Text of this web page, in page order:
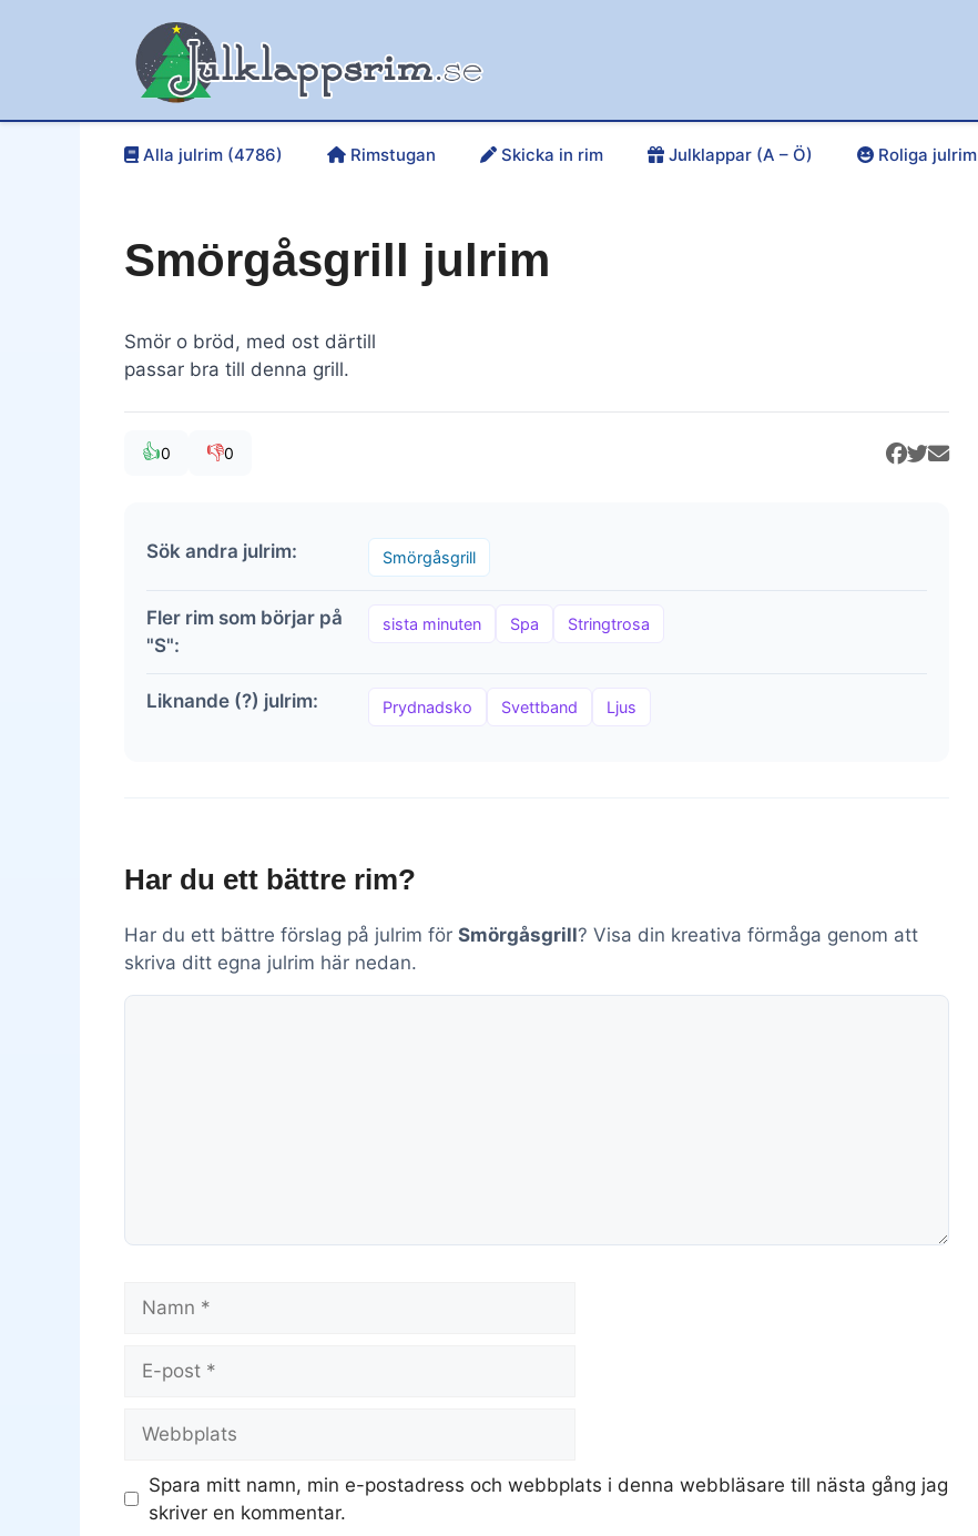
Alla julrim (4786) Rimstugan Skicka in rim Julklappar (A – Ö) Roliga julrim
Smörgåsgrill julrim
Smör o bröd, med ost därtill
passar bra till denna grill.
👍0 👎0
Sök andra julrim: Smörgåsgrill
Fler rim som börjar på
"S":
sista minuten Spa Stringtrosa
Liknande (?) julrim: Prydnadsko Svettband Ljus
Har du ett bättre rim?
Har du ett bättre förslag på julrim för Smörgåsgrill? Visa din kreativa förmåga genom att
skriva ditt egna julrim här nedan.
Kommentar
post
Spara mitt namn, min e-postadress och webbplats i denna webbläsare till nästa gång jag
skriver en kommentar.